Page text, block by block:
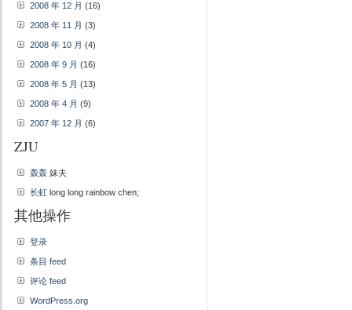
2008 年 12 月 (16)
2008 年 11 月 (3)
2008 年 10 月 (4)
2008 年 9 月 (16)
2008 年 5 月 (13)
2008 年 4 月 (9)
2007 年 12 月 (6)
ZJU
轰轰 妹夫
长虹 long long rainbow chen;
其他操作
登录
条目 feed
评论 feed
WordPress.org